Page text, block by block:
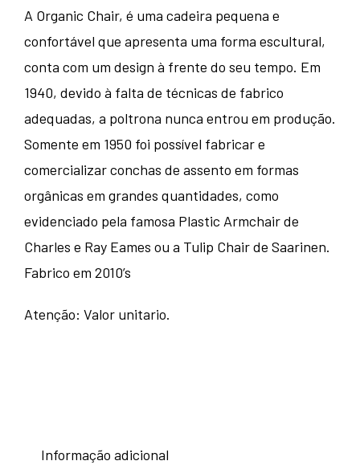
A Organic Chair, é uma cadeira pequena e
confortável que apresenta uma forma escultural,
conta com um design à frente do seu tempo. Em
1940, devido à falta de técnicas de fabrico
adequadas, a poltrona nunca entrou em produção.
Somente em 1950 foi possível fabricar e
comercializar conchas de assento em formas
orgânicas em grandes quantidades, como
evidenciado pela famosa Plastic Armchair de
Charles e Ray Eames ou a Tulip Chair de Saarinen.
Fabrico em 2010’s
Atenção: Valor unitario.
Informação adicional